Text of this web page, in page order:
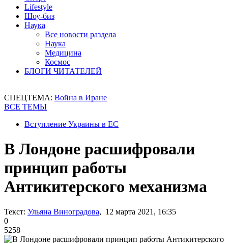
Lifestyle
Шоу-биз
Наука
Все новости раздела
Наука
Медицина
Космос
БЛОГИ ЧИТАТЕЛЕЙ
СПЕЦТЕМА: Война в Иране
ВСЕ ТЕМЫ
Вступление Украины в ЕС
В Лондоне расшифровали
принцип работы
Антикитерского механизма
Текст: Ульяна Виноградова, 12 марта 2021, 16:35
0
5258